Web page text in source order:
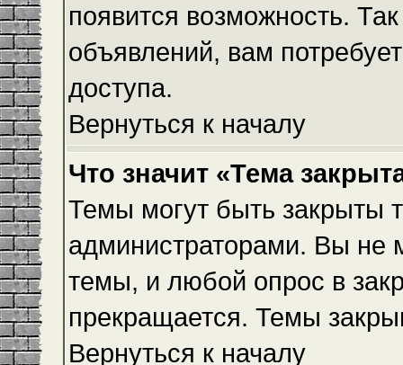
появится возможность.
объявлений, вам
доступа.
Вернуться к началу
Что значит «Тема
Темы могут быть закрыты
администраторами. Вы не
темы, и любой опрос в
прекращается. Темы
Вернуться к началу